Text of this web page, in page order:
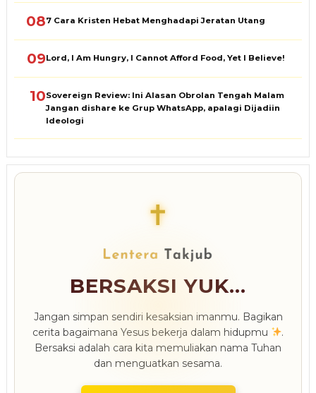
087 Cara Kristen Hebat Menghadapi Jeratan Utang
09Lord, I Am Hungry, I Cannot Afford Food, Yet I Believe!
10Sovereign Review: Ini Alasan Obrolan Tengah Malam
Jangan dishare ke Grup WhatsApp, apalagi Dijadiin
Ideologi
✝
BERSAKSI YUK...
Jangan simpan sendiri kesaksian imanmu. Bagikan
cerita bagaimana Yesus bekerja dalam hidupmu
.
Bersaksi adalah cara kita memuliakan nama Tuhan
dan menguatkan sesama.